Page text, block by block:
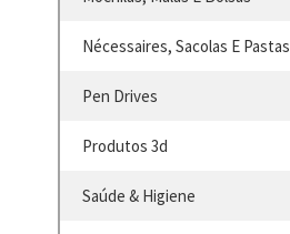
Nécessaires, Sacolas E Pastas
Pen Drives
Produtos 3d
Saúde & Higiene